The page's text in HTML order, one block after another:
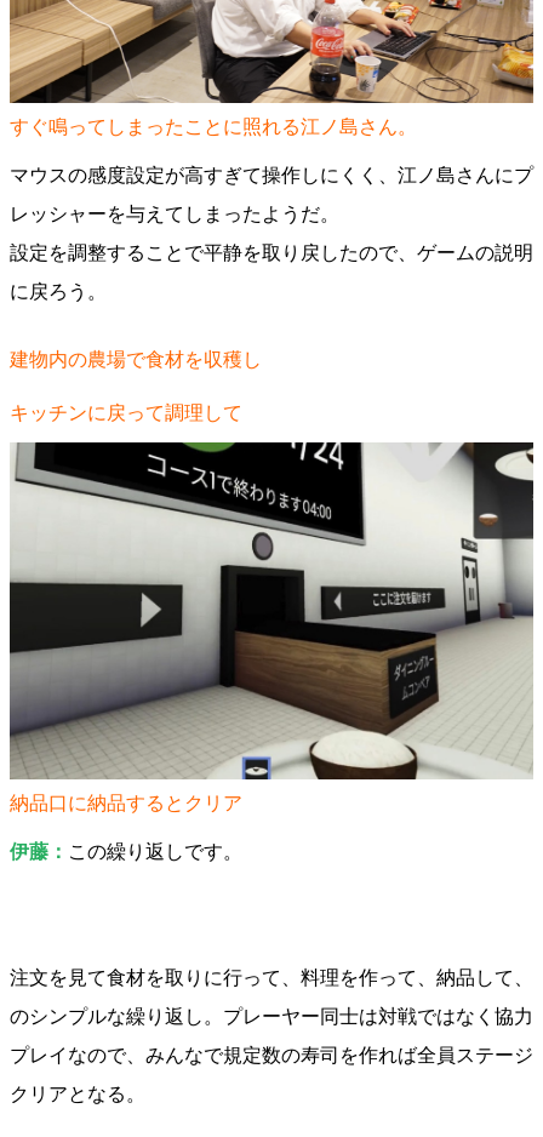
すぐ鳴ってしまったことに照れる江ノ島さん。
マウスの感度設定が高すぎて操作しにくく、江ノ島さんにプ
レッシャーを与えてしまったようだ。
設定を調整することで平静を取り戻したので、ゲームの説明
に戻ろう。
建物内の農場で食材を収穫し
キッチンに戻って調理して
納品口に納品するとクリア
伊藤： この繰り返しです。
注文を見て食材を取りに行って、料理を作って、納品して、
のシンプルな繰り返し。プレーヤー同士は対戦ではなく協力
プレイなので、みんなで規定数の寿司を作れば全員ステージ
クリアとなる。